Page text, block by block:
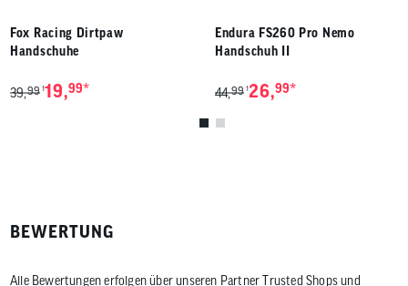
Fox Racing Dirtpaw
Handschuhe
39,99 119,99*
Endura FS260 Pro Nemo
Handschuh II
44,99 126,99*
BEWERTUNG
Alle Bewertungen erfolgen über unseren PartnerTrusted Shopsund